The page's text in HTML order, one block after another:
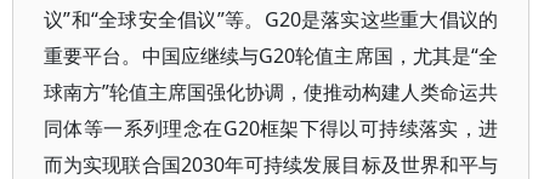
议”和“全球安全倡议”等。G20是落实这些重大倡议的
重要平台。中国应继续与G20轮值主席国，尤其是“全
球南方”轮值主席国强化协调，使推动构建人类命运共
同体等一系列理念在G20框架下得以可持续落实，进
而为实现联合国2030年可持续发展目标及世界和平与